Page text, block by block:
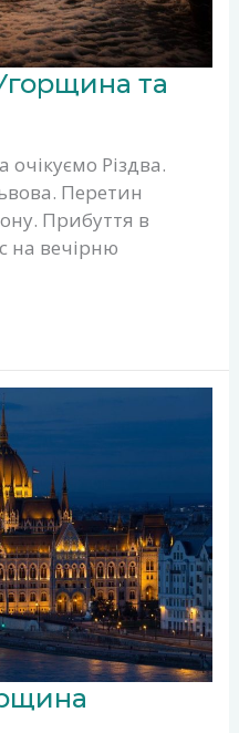
та
очікуємо Різдва.
Перетин
Прибуття в
на вечірню